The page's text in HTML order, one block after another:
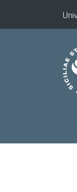
Vai al
Vai al menu